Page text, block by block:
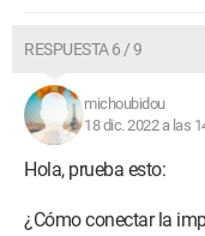
RESPUESTA 6 / 9
michoubidou
18 dic. 2022 a las
Hola, prueba esto:
¿Cómo conectar la